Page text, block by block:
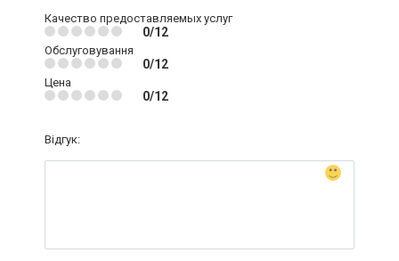
Качество предоставляемых услуг
0/12
Обслуговування
0/12
Цена
0/12
Відгук: